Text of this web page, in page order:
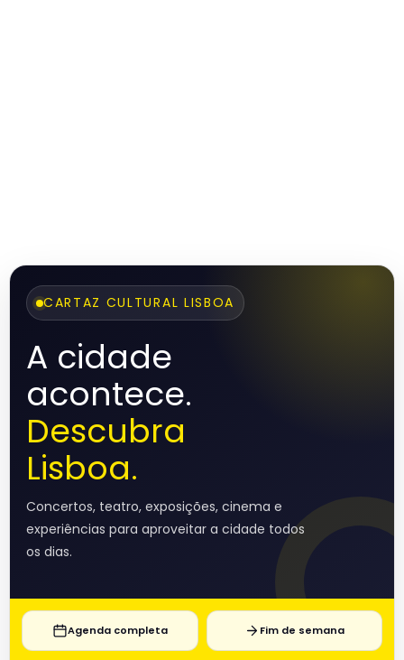
CARTAZ CULTURAL LISBOA
A cidade
acontece.
Descubra
Lisboa.
Concertos, teatro, exposições, cinema e
experiências para aproveitar a cidade todos
os dias.
Agenda completa Fim de semana